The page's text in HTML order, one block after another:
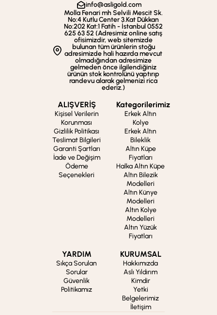
info@asligold.com
Molla Fenari mh Selvili Mescit Sk.
No:4 Kutlu Center 3.Kat Dükkan
No:202 Kat:1 Fatih - İstanbul 0552
625 63 52 (Adresimiz online satış
ofisimizdir, web sitemizde
bulunan tüm ürünlerin stoğu
adresimizde hali hazırda mevcut
olmadığından adresimize
gelmeden önce ilgilendiğiniz
ürünün stok kontrolünü yaptırıp
randevu alarak gelmenizi rica
ederiz.)
ALIŞVERİŞ
Kişisel Verilerin
Korunması
Gizlilik Politikası
Teslimat Bilgileri
Garanti Şartları
İade ve Değişim
Ödeme
Seçenekleri
Kategorilerimiz
Erkek Altın
Kolye
Erkek Altın
Bileklik
Altın Küpe
Fiyatları
Halka Altın Küpe
Altın Bilezik
Modelleri
Altın Künye
Modelleri
Altın Kolye
Modelleri
Altın Yüzük
Fiyatları
YARDIM
Sıkça Sorulan
Sorular
Güvenlik
Politikamız
KURUMSAL
Hakkımızda
Aslı Yıldırım
Kimdir
Yetki
Belgelerimiz
İletişim